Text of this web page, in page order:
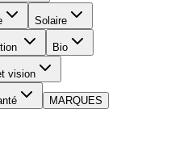
Solaire
Bio
vision
MARQUES